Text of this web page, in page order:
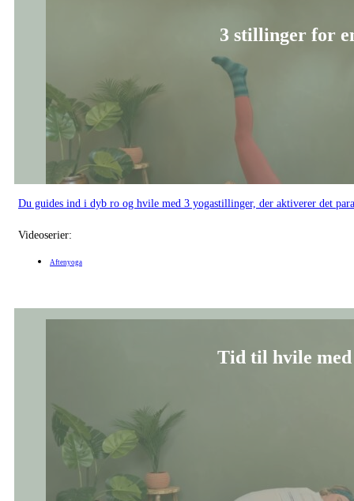
3 stillinger for
Du guides ind i dyb ro og hvile med 3 yogastillinger, der aktiverer det
Videoserier:
Aftenyoga
Tid til hvile